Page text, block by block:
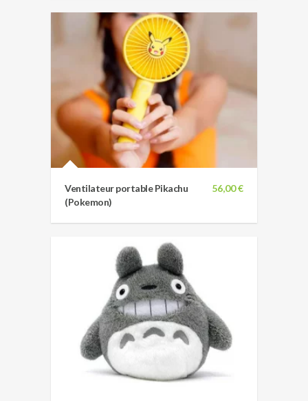
56,00 €
Ventilateur portable Pikachu
(Pokemon)